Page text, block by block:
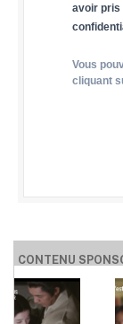
avoir pris
Vous
cliquant
CONTENU